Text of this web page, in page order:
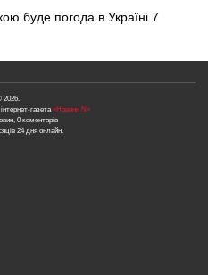
буде погода в Україні 7
2026.
газета «Новини N»
0 коментарів
24 дня онлайн.